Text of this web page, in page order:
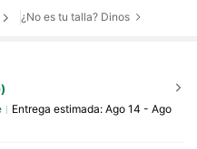
¿No es tu talla? Dinos
Entrega estimada: Ago 14 - Ago